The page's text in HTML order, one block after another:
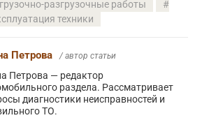
разгрузочные работы
техники
Петрова / автор статьи
Петрова — редактор
раздела. Рассматривает
диагностики неисправностей и
ТО.